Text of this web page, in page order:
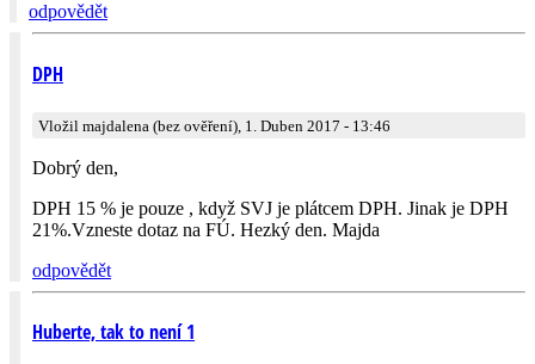
odpovědět
DPH
Vložil majdalena (bez ověření), 1. Duben 2017 - 13:46
Dobrý den,
DPH 15 % je pouze , když SVJ je plátcem DPH. Jinak je DPH
21%.Vzneste dotaz na FÚ. Hezký den. Majda
odpovědět
Huberte, tak to není 1